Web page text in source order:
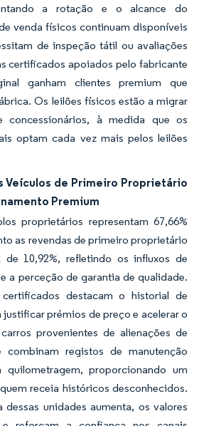
a rotação e o alcance do
venda físicos continuam disponíveis
de inspeção tátil ou avaliações
certificados apoiados pelo fabricante
ganham clientes premium que
Os leilões físicos estão a migrar
concessionários, à medida que os
optam cada vez mais pelos leilões
Veículos de Primeiro Proprietário
Premium
proprietários representam 67,66%
as revendas de primeiro proprietário
10,92%, refletindo os influxos de
a perceção de garantia de qualidade.
destacam o historial de
prémios de preço e acelerar o
provenientes de alienações de
combinam registos de manutenção
proporcionando um
receia históricos desconhecidos.
unidades aumenta, os valores